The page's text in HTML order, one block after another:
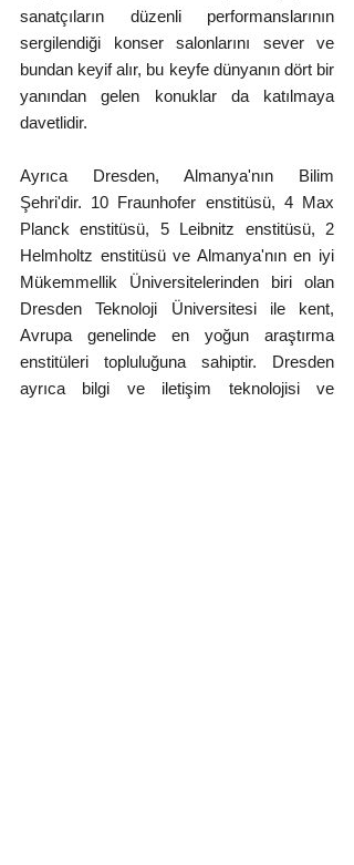
sanatçıların düzenli performanslarının
sergilendiği konser salonlarını sever ve
bundan keyif alır, bu keyfe dünyanın dört bir
yanından gelen konuklar da katılmaya
davetlidir.
Ayrıca Dresden, Almanya'nın Bilim
Şehri'dir. 10 Fraunhofer enstitüsü, 4 Max
Planck enstitüsü, 5 Leibnitz enstitüsü, 2
Helmholtz enstitüsü ve Almanya'nın en iyi
Mükemmellik Üniversitelerinden biri olan
Dresden Teknoloji Üniversitesi ile kent,
Avrupa genelinde en yoğun araştırma
enstitüleri topluluğuna sahiptir. Dresden
ayrıca bilgi ve iletişim teknolojisi ve